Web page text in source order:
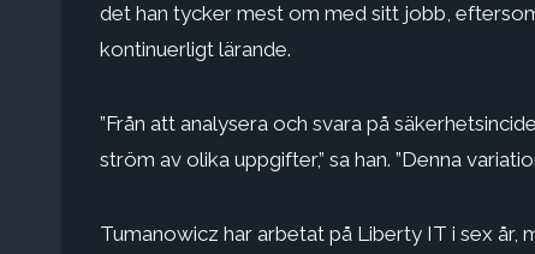
det han tycker mest om med sitt jobb,
kontinuerligt lärande.
”Från att analysera och svara på
ström av olika uppgifter,” sa han. ”Denna
Tumanowicz har arbetat på Liberty IT i sex år,